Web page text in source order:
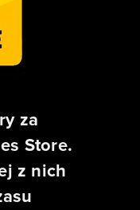
za
Store.
z nich